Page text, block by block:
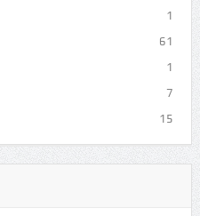
1
61
1
7
15